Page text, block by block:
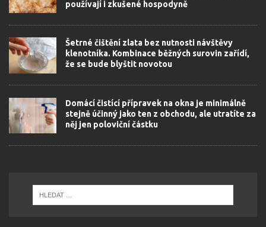
používají i zkušené hospodyně
Šetrné čištění zlata bez nutnosti návštěvy
klenotníka. Kombinace běžných surovin zařídí,
že se bude blyštit novotou
Domácí čistící přípravek na okna je minimálně
stejně účinný jako ten z obchodu, ale utratíte za
něj jen poloviční částku